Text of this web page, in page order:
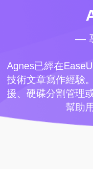
—
Agnes已經在
技術文章寫作經驗
援、硬碟分割管理
幫助